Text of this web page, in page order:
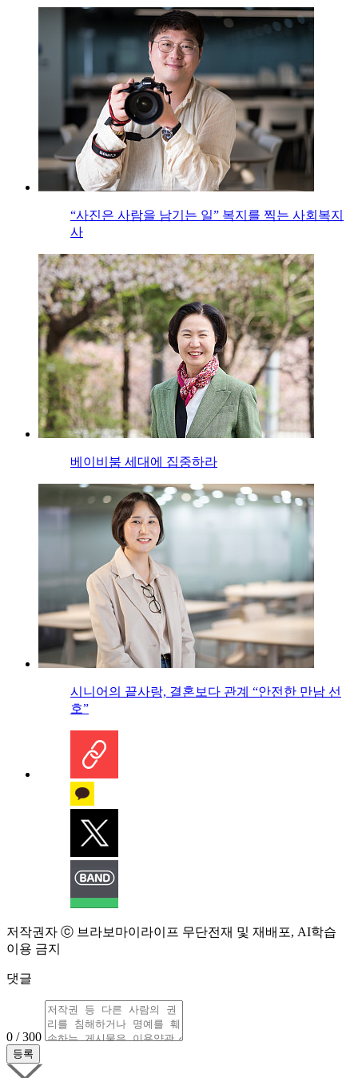
“사진은 사람을 남기는 일” 복지를 찍는 사회복지
사
베이비붐 세대에 집중하라
시니어의 끝사랑, 결혼보다 관계 “안전한 만남 선
호”
저작권자 ⓒ 브라보마이라이프 무단전재 및 재배포, AI학습
이용 금지
댓글
0 / 300